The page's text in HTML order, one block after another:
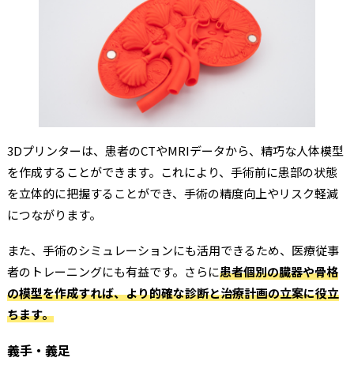
3Dプリンターは、患者のCTやMRIデータから、精巧な人体模型
を作成することができます。これにより、手術前に患部の状態
を立体的に把握することができ、手術の精度向上やリスク軽減
につながります。
また、手術のシミュレーションにも活用できるため、医療従事
者のトレーニングにも有益です。さらに患者個別の臓器や骨格
の模型を作成すれば、より的確な診断と治療計画の立案に役立
ちます。
義手・義足